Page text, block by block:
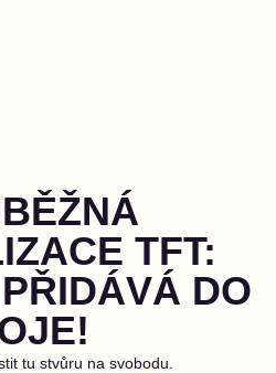
TFT:
DO
tu stvůru na svobodu.